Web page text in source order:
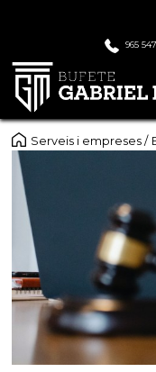
965
Serveis i empreses